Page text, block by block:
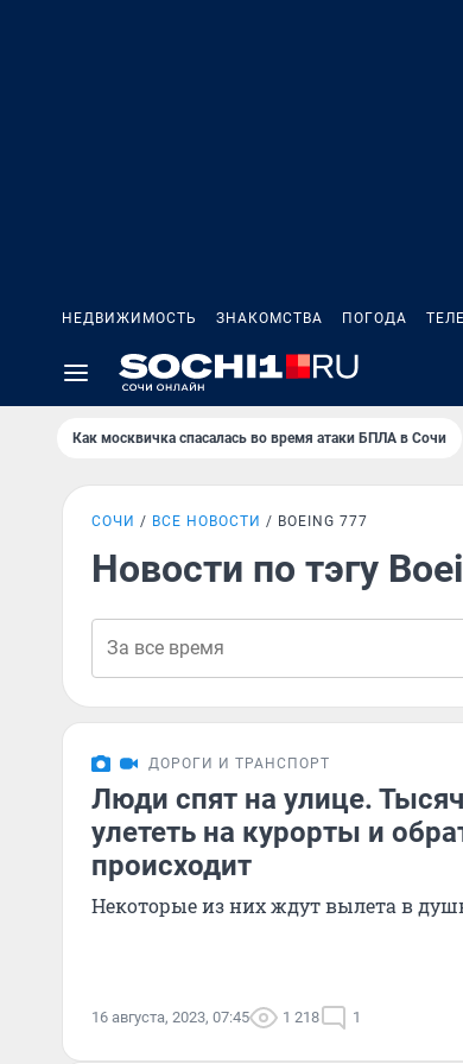
НЕДВИЖИМОСТЬ ЗНАКОМСТВА ПОГОДА
Как москвичка спасалась во время атаки БПЛА в Сочи
СОЧИ ВСЕ НОВОСТИ BOEING 777
Новости по тэгу
ДОРОГИ И ТРАНСПОРТ
Люди спят на улице.
улететь на курорты и
происходит
Некоторые из них ждут вылета в
16 августа, 2023, 07:45 1 218 1